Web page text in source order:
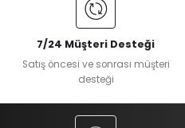
7/24 Müşteri Desteği
Satış öncesi ve sonrası müşteri
desteği